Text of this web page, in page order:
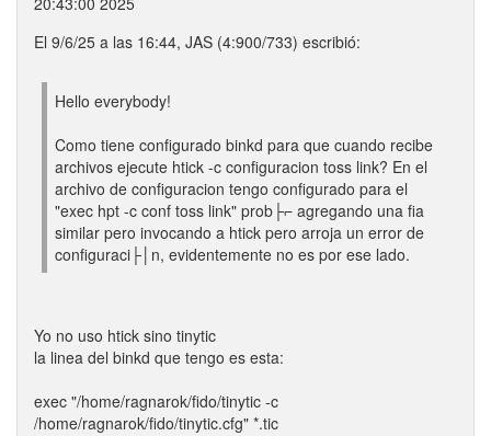
El 9/6/25 a las 16:44, JAS (4:900/733) escribió:
Hello everybody!
Como tiene configurado binkd para que cuando recibe
archivos ejecute htick -c configuracion toss link? En el
archivo de configuracion tengo configurado para el
"exec hpt -c conf toss link" prob├⌐ agregando una fia
similar pero invocando a htick pero arroja un error de
configuraci├│n, evidentemente no es por ese lado.
Yo no uso htick sino tinytic
la linea del binkd que tengo es esta:
exec "/home/ragnarok/fido/tinytic -c
/home/ragnarok/fido/tinytic.cfg" *.tic